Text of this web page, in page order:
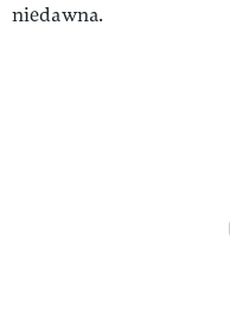
niedawna.